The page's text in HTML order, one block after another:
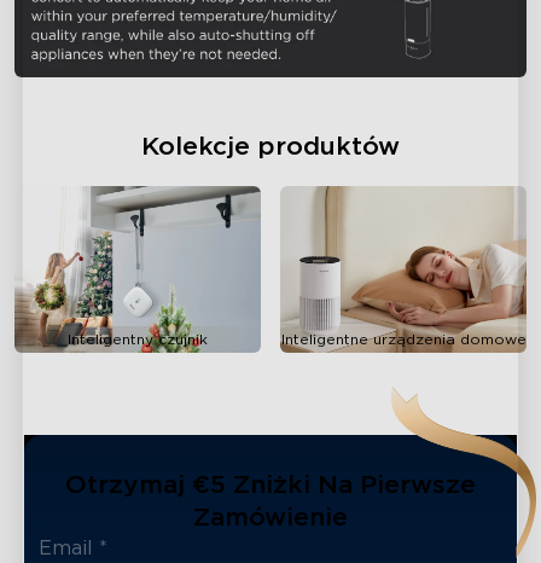
Kolekcje produktów
Inteligentny czujnik Inteligentne urządzenia domowe
Otrzymaj €5 Zniżki Na Pierwsze
Zamówienie